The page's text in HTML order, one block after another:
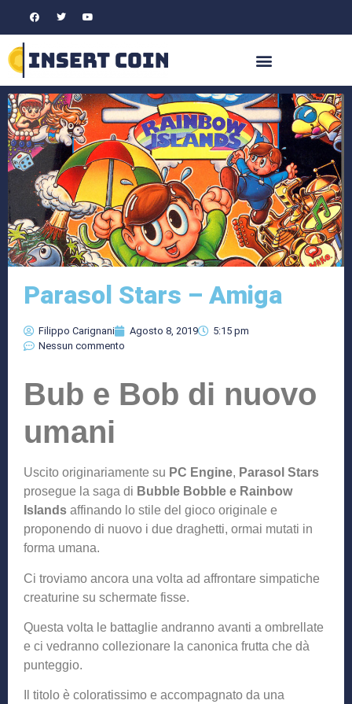
Parasol Stars – Amiga
Filippo Carignani Agosto 8, 2019
5:15 pm
Nessun commento
Bub e Bob di nuovo
umani
Uscito originariamente su PC Engine, Parasol Stars
prosegue la saga di Bubble Bobble e Rainbow
Islands affinando lo stile del gioco originale e
proponendo di nuovo i due draghetti, ormai mutati in
forma umana.
Ci troviamo ancora una volta ad affrontare simpatiche
creaturine su schermate fisse.
Questa volta le battaglie andranno avanti a ombrellate
e ci vedranno collezionare la canonica frutta che dà
punteggio.
Il titolo è coloratissimo e accompagnato da una